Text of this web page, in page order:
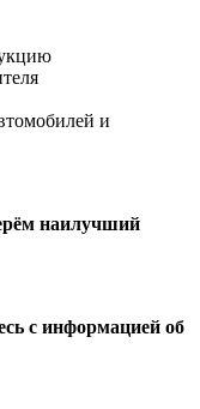
и
наилучший
с информацией об